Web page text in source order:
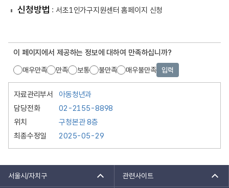
신청방법 : 서초1인가구지원센터 홈페이지 신청
이 페이지에서 제공하는 정보에 대하여 만족하십니까?
매우만족 만족 보통 불만족 매우불만족 입력
자료관리부서
아동청년과
담당전화
02-2155-8898
위치
구청본관 8층
최종수정일
2025-05-29
서울시/자치구 관련사이트